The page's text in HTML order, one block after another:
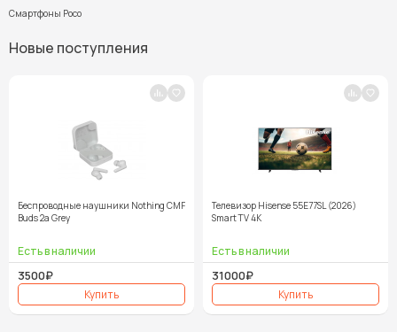
Смартфоны Poco
Новые поступления
Беспроводные наушники Nothing CMF
Buds 2a Grey
3500₽
Телевизор Hisense 55E77SL (2026)
Smart TV 4K
31000₽